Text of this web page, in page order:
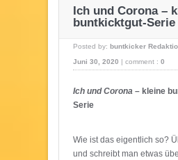
Ich und Corona –
buntkicktgut-Serie
Posted by: buntkicker
Juni 30, 2020 | comment : 0
Ich und Corona – kleine
Serie
Wie ist das eigentlich so?
und schreibt man etwas